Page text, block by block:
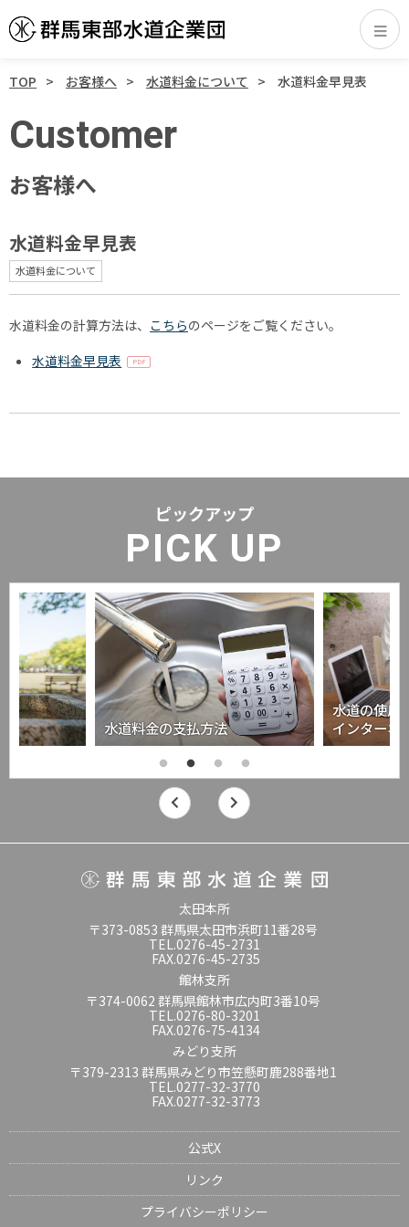
TOP お客様へ 水道料金について 水道料金早見表
Customer
お客様へ
水道料金早見表
水道料金について
水道料金の計算方法は、 こちらのページをご覧ください。
水道料金早見表
ピックアップ
PICK UP
水道料金の支払方法
水道の使用
インターネ
太田本所
〒373-0853 群馬県太田市浜町11番28号
TEL.0276-45-2731
FAX.0276-45-2735
館林支所
〒374-0062 群馬県館林市広内町3番10号
TEL.0276-80-3201
FAX.0276-75-4134
みどり支所
〒379-2313 群馬県みどり市笠懸町鹿288番地1
TEL.0277-32-3770
FAX.0277-32-3773
公式X
リンク
プライバシーポリシー